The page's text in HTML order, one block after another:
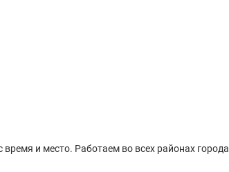
и место. Работаем во всех районах города